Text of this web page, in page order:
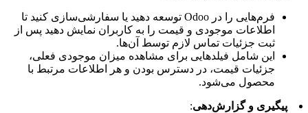
فرم‌هایی را در Odoo توسعه دهید یا سفارشی‌سازی کنید تا
اطلاعات موجودی و قیمت را به کاربران نمایش دهید پس از
ثبت جزئیات تماس لازم توسط آن‌ها.
این شامل فیلدهایی برای مشاهده میزان موجودی فعلی،
جزئیات قیمت، در دسترس بودن و هر اطلاعات مرتبط با
محصول می‌شود.
پیگیری و گزارش‌دهی: